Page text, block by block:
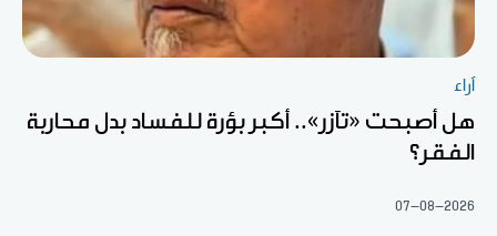
آراء
هل أصبحت «تآزر».. أكبر بؤرة للفساد بدل محاربة
الفقر؟
07-08-2026